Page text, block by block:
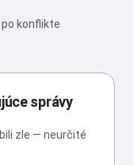
konflikte
správy
zle — neurčité